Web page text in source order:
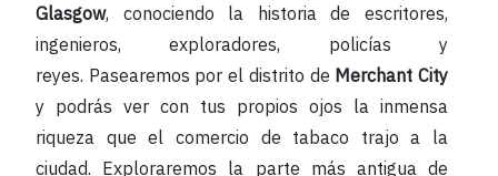
Glasgow, conociendo la historia de escritores,
ingenieros, exploradores, policías y
reyes. Pasearemos por el distrito de Merchant City
y podrás ver con tus propios ojos la inmensa
riqueza que el comercio de tabaco trajo a la
ciudad. Exploraremos la parte más antigua de